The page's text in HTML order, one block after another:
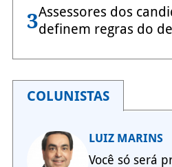
3Assessores dos
definem regras do
COLUNISTAS
LUIZ MARINS
Você só será